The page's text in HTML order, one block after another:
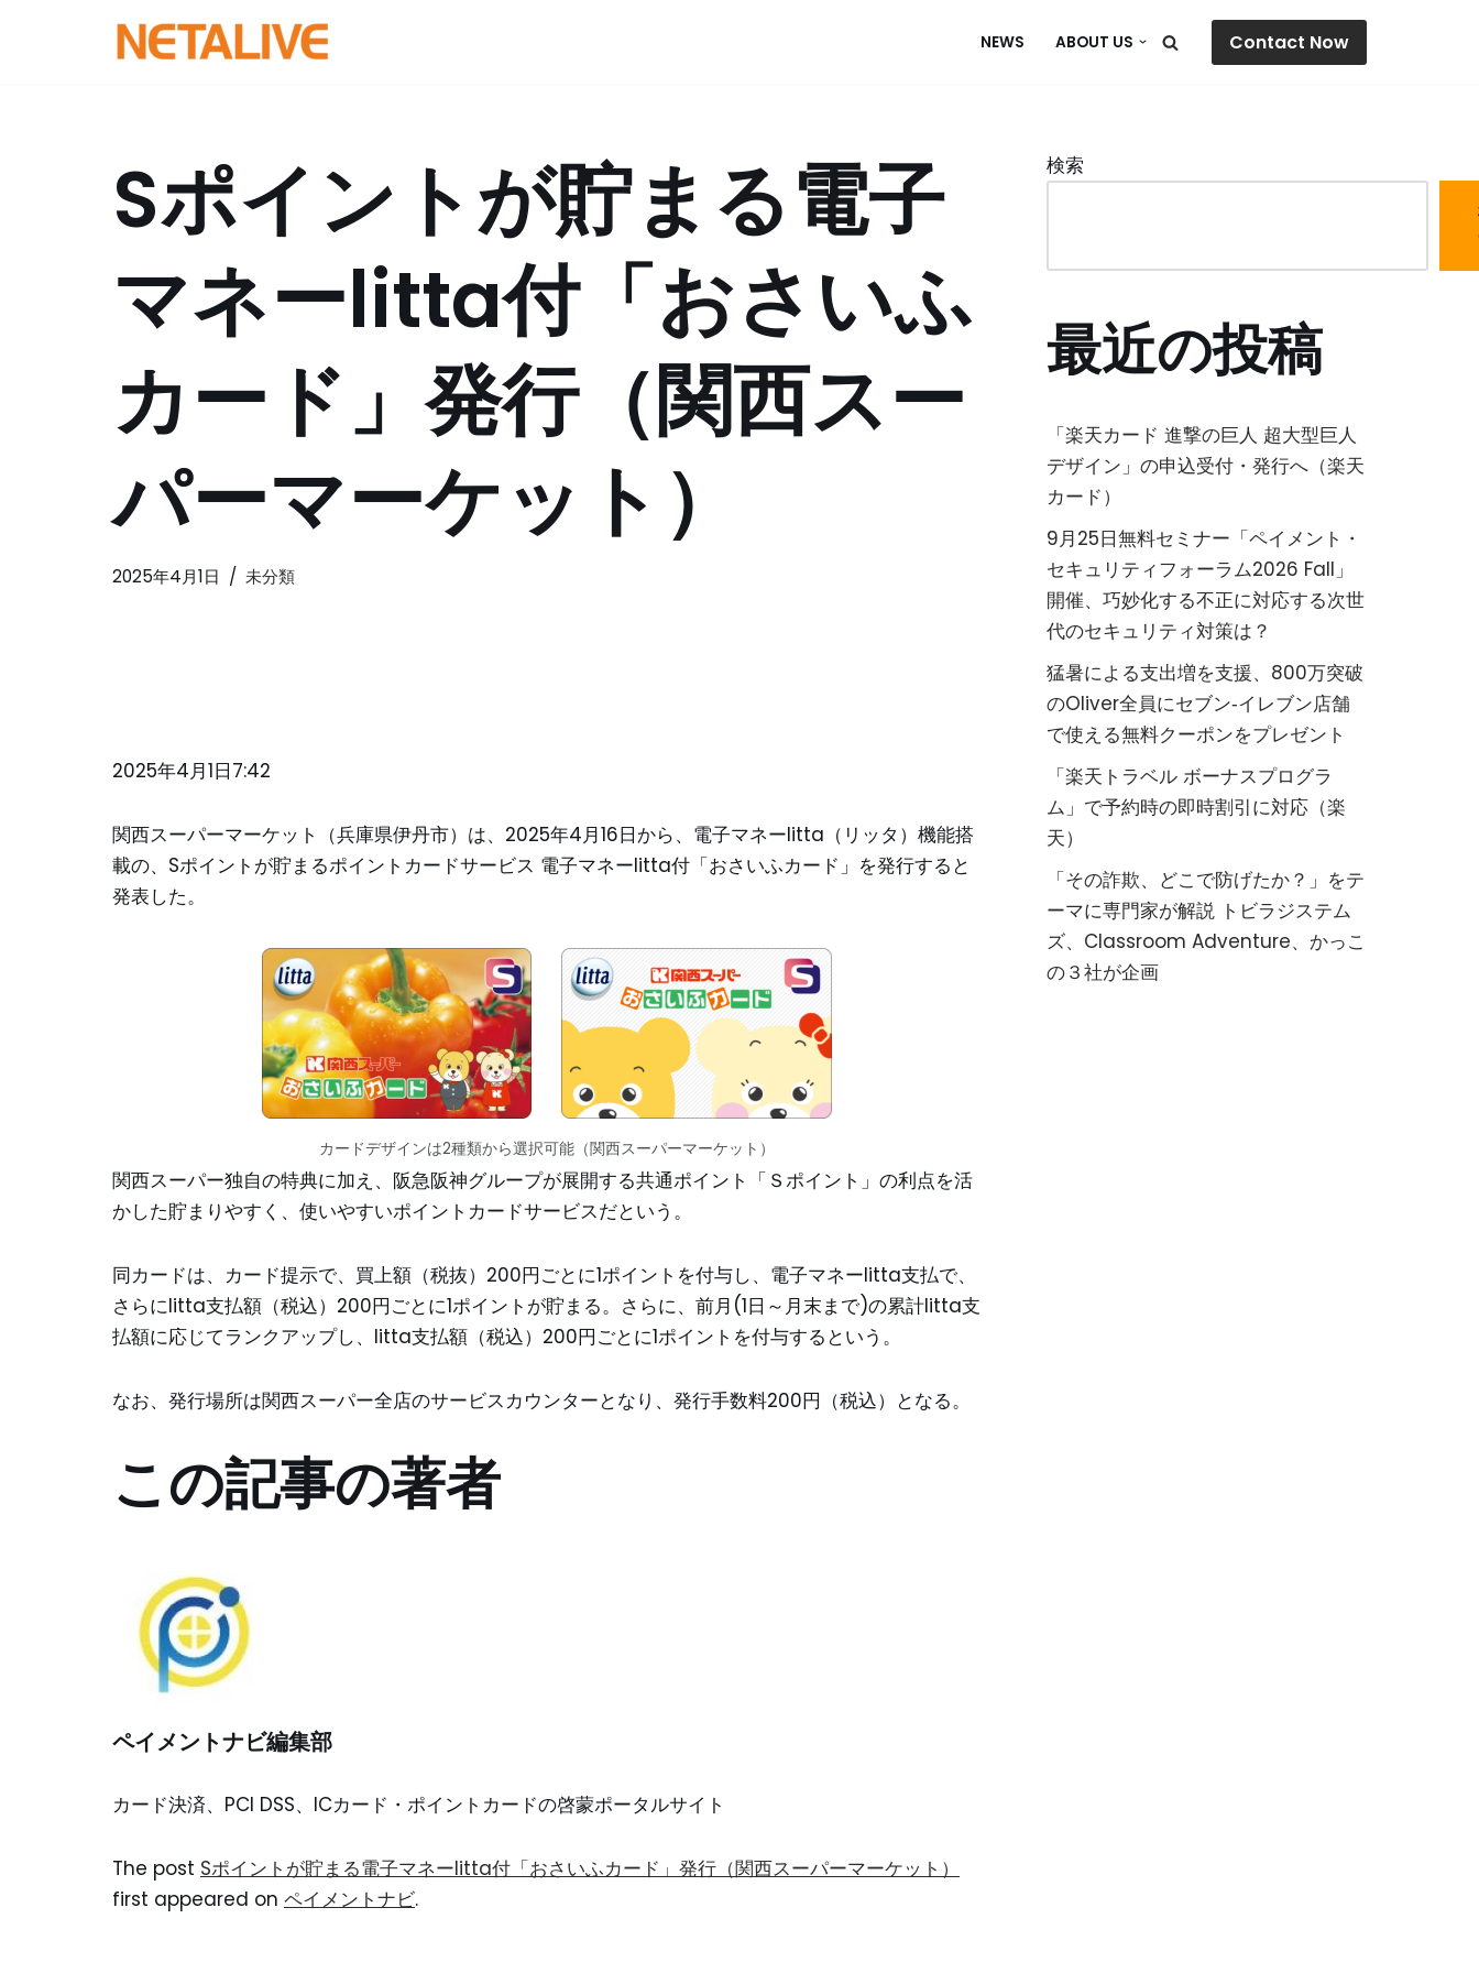
NEWS ABOUT US Contact Now
Sポイントが貯まる電子
マネーlitta付「おさいふ
カード」発行（関西スー
パーマーケット）
2025年4月1日 未分類
2025年4月1日7:42
関西スーパーマーケット（兵庫県伊丹市）は、2025年4月16日から、電子マネーlitta（リッタ）機能搭
載の、Sポイントが貯まるポイントカードサービス 電子マネーlitta付「おさいふカード」を発行すると
発表した。
カードデザインは2種類から選択可能（関西スーパーマーケット）
関西スーパー独自の特典に加え、阪急阪神グループが展開する共通ポイント「Ｓポイント」の利点を活
かした貯まりやすく、使いやすいポイントカードサービスだという。
同カードは、カード提示で、買上額（税抜）200円ごとに1ポイントを付与し、電子マネーlitta支払で、
さらにlitta支払額（税込）200円ごとに1ポイントが貯まる。さらに、前月(1日～月末まで)の累計litta支
払額に応じてランクアップし、litta支払額（税込）200円ごとに1ポイントを付与するという。
なお、発行場所は関西スーパー全店のサービスカウンターとなり、発行手数料200円（税込）となる。
この記事の著者
ペイメントナビ編集部
カード決済、PCI DSS、ICカード・ポイントカードの啓蒙ポータルサイト
The post Sポイントが貯まる電子マネーlitta付「おさいふカード」発行（関西スーパーマーケット）
first appeared on ペイメントナビ.
検索
最近の投稿
「楽天カード 進撃の巨人 超大型巨人
デザイン」の申込受付・発行へ（楽天
カード）
9月25日無料セミナー「ペイメント・
セキュリティフォーラム2026 Fall」
開催、巧妙化する不正に対応する次世
代のセキュリティ対策は？
猛暑による支出増を支援、800万突破
のOliver全員にセブン‐イレブン店舗
で使える無料クーポンをプレゼント
「楽天トラベル ボーナスプログラ
ム」で予約時の即時割引に対応（楽
天）
「その詐欺、どこで防げたか？」をテ
ーマに専門家が解説 トビラジステム
ズ、Classroom Adventure、かっこ
の３社が企画